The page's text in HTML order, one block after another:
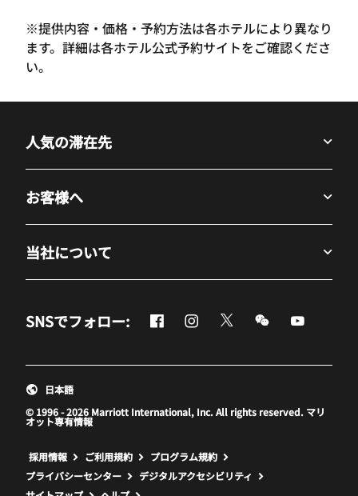
※提供内容・価格・予約方法は各ホテルにより異なり
ます。詳細は各ホテル公式予約サイトをご確認くださ
い。
人気の滞在先
お客様へ
当社について
SNSでフォロー: Facebook
新しいウィンドウで開く
Instagram
新しいウィンドウで開く
Twitter
新しいウィンドウで開
Messenger
新しいウィンド
新しいウ
© 1996 - 2026 Marriott International, Inc. All rights reserved. マリ
オット専有情報
日本語
採用情報 新しいウィンドウで開く
ご利用規約
プログラム規約
プライバシーセンター
デジタルアクセシビリティ